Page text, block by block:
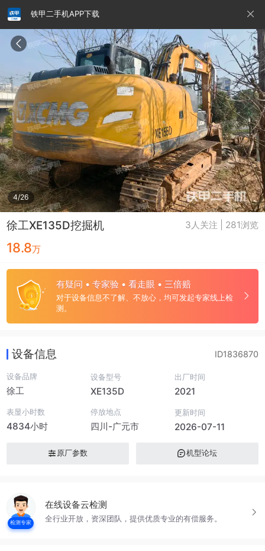
铁甲二手机APP下载
4/26
徐工XE135D挖掘机 3人关注 | 281浏览
18.8万
有疑问 • 专家验 • 看走眼 • 三倍赔
对于设备信息不了解、不放心，均可发起专家线上检
测。
请输入手机号
提
交
即
表
示
您
同
意
《隐
私
政
策》
设备信息 ID1836870
设备品牌
徐工
设备型号
XE135D
出厂时间
2021
表显小时数
4834小时
停放地点
四川-广元市
更新时间
2026-07-11
原厂参数 机型论坛
检测专家
在线设备云检测
全行业开放，资深团队，提供优质专业的有偿服务。
铁甲龙总部 4000099032 认证经纪人